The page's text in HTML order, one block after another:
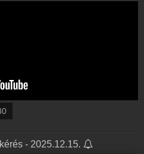
- 2025.12.15.